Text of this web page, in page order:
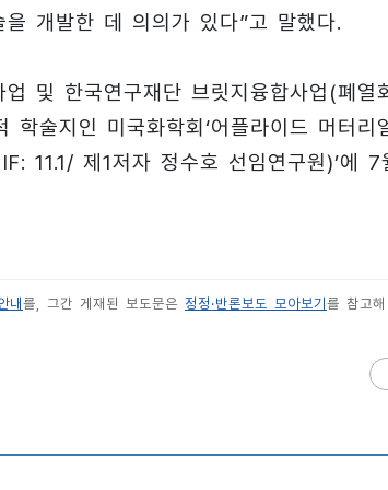
개발한 데 의의가 있다”고 말했다.
및 한국연구재단 브릿지융합사업(폐열
술지인 미국화학회‘어플라이드 머터
제1저자 정수호 선임연구원)’에 7
내를, 그간 게재된 보도문은 정정·반론보도 모아보기를 참고